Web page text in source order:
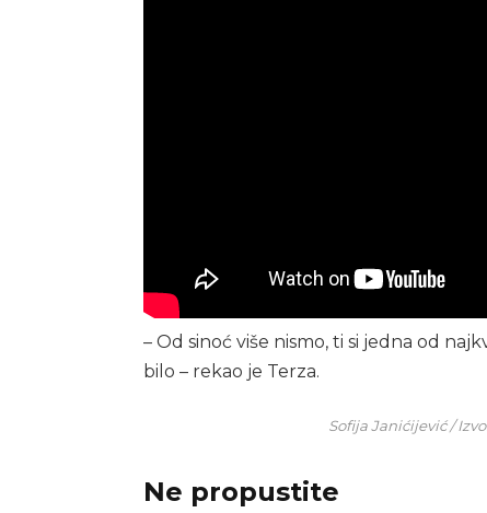
– Od sinoć više nismo, ti si jedna od
bilo – rekao je Terza.
Sofija Janićijević /
Ne propustite